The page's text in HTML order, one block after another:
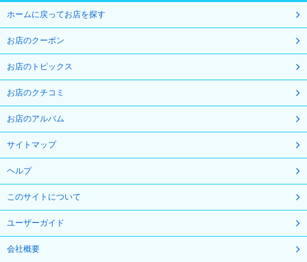
ホームに戻ってお店を探す
お店のクーポン
お店のトピックス
お店のクチコミ
お店のアルバム
サイトマップ
ヘルプ
このサイトについて
ユーザーガイド
会社概要